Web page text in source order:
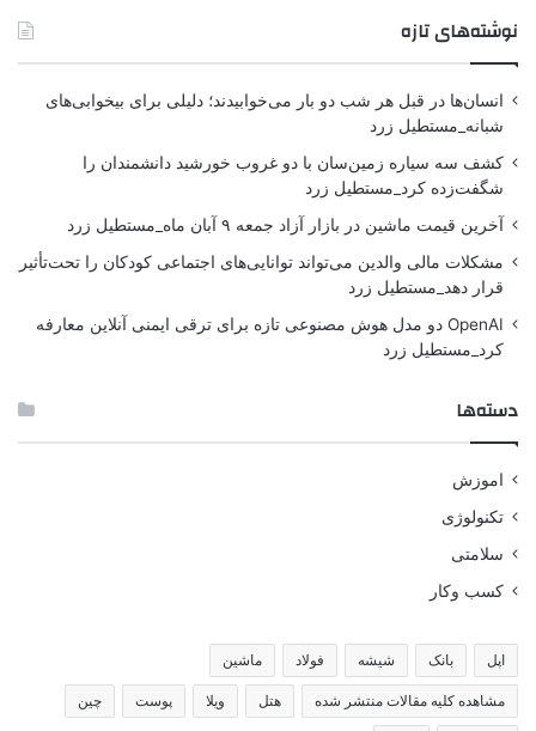
نوشته‌های تازه
انسان‌ها در قبل هر شب دو بار می‌خوابیدند؛ دلیلی برای بیخوابی‌های
شبانه_مستطیل زرد
کشف سه سیاره زمین‌سان با دو غروب خورشید دانشمندان را
شگفت‌زده کرد_مستطیل زرد
آخرین قیمت ماشین در بازار آزاد جمعه ۹ آبان ماه_مستطیل زرد
مشکلات مالی والدین می‌تواند توانایی‌های اجتماعی کودکان را تحت‌تأثیر
قرار دهد_مستطیل زرد
OpenAI دو مدل هوش مصنوعی تازه برای ترقی ایمنی آنلاین معارفه
کرد_مستطیل زرد
دسته‌ها
اموزش
تکنولوژی
سلامتی
کسب وکار
اپل بانک شیشه فولاد ماشین
مشاهده کلیه مقالات منتشر شده هتل ویلا پوست چین